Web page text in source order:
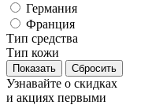
Германия
Франция
Тип средства
Тип кожи
Сбросить
Узнавайте о скидках
и акциях первыми